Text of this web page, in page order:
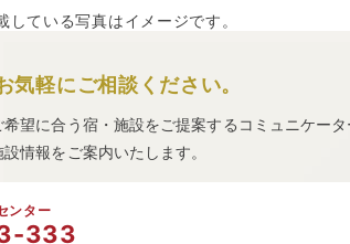
している写真はイメージです。
気軽にご相談ください。
望に合う宿・施設をご提案するコミュニケー
情報をご案内いたします。
ンター
333